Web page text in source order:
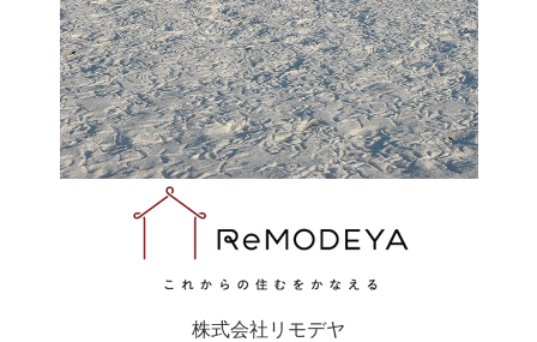
株式会社リモデヤ